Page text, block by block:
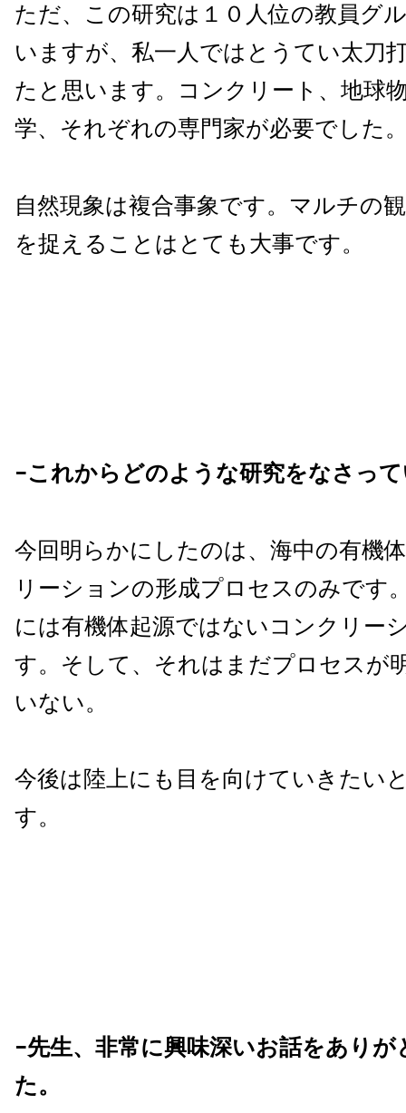
ただ、この研究は１０人位の教員グ
いますが、私一人ではとうてい太刀
たと思います。コンクリート、地球
学、それぞれの専門家が必要でした
自然現象は複合事象です。マルチの
を捉えることはとても大事です。
−これからどのような研究をなさっ
今回明らかにしたのは、海中の有機
リーションの形成プロセスのみです
には有機体起源ではないコンクリー
す。そして、それはまだプロセスが
いない。
今後は陸上にも目を向けていきたい
す。
−先生、非常に興味深いお話をあり
た。